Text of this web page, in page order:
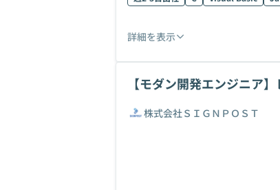
詳細を表示
【モダン開発エンジニア
株式会社ＳＩＧＮＰＯＳＴ